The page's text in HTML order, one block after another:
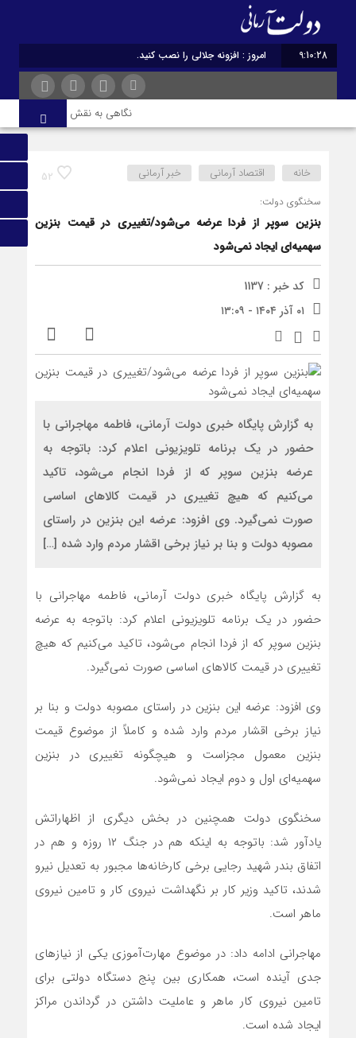
9:10:29 امروز : افزونه جلالی را نصب کنید.
نگاهی به نقش ادبیات ایران در
52 خانه اقتصاد آرمانی خبر آرمانی
سخنگوی دولت:
بنزین سوپر از فردا عرضه می‌شود/تغییری در قیمت بنزین
سهمیه‌ای ایجاد نمی‌شود
کد خبر : 1137
۰۱ آذر ۱۴۰۴ - ۱۳:۰۹
به گزارش پایگاه خبری دولت آرمانی، فاطمه مهاجرانی با
حضور در یک برنامه تلویزیونی اعلام کرد: باتوجه به
عرضه بنزین سوپر که از فردا انجام می‌شود، تاکید
می‌کنیم که هیچ تغییری در قیمت کالاهای اساسی
صورت نمی‌گیرد. وی افزود: عرضه این بنزین در راستای
مصوبه دولت و بنا بر نیاز برخی اقشار مردم وارد شده […]
به گزارش پایگاه خبری دولت آرمانی، فاطمه مهاجرانی با
حضور در یک برنامه تلویزیونی اعلام کرد: باتوجه به عرضه
بنزین سوپر که از فردا انجام می‌شود، تاکید می‌کنیم که هیچ
تغییری در قیمت کالاهای اساسی صورت نمی‌گیرد.
وی افزود: عرضه این بنزین در راستای مصوبه دولت و بنا بر
نیاز برخی اقشار مردم وارد شده و کاملاً از موضوع قیمت
بنزین معمول مجزاست و هیچگونه تغییری در بنزین
سهمیه‌ای اول و دوم ایجاد نمی‌شود.
سخنگوی دولت همچنین در بخش دیگری از اظهاراتش
یادآور شد: باتوجه به اینکه هم در جنگ ۱۲ روزه و هم در
اتفاق بندر شهید رجایی برخی کارخانه‌ها مجبور به تعدیل نیرو
شدند، تاکید وزیر کار بر نگهداشت نیروی کار و تامین نیروی
ماهر است.
مهاجرانی ادامه داد: در موضوع مهارت‌آموزی یکی از نیازهای
جدی آینده است، همکاری بین پنج دستگاه دولتی برای
تامین نیروی کار ماهر و عاملیت داشتن در گرداندن مراکز
ایجاد شده است.